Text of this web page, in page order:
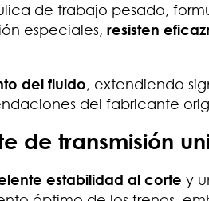
de trabajo pesado,
especiales, resisten
del fluido, extendiendo
del fabricante
de transmisión
estabilidad al corte y